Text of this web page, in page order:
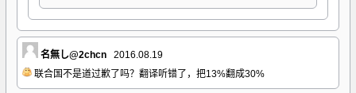
名無し@2chcn
2016.08.19
联合国不是道过歉了吗？翻译听错了，把13%翻成30%